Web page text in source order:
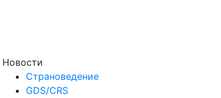
Новости
Страноведение
GDS/CRS